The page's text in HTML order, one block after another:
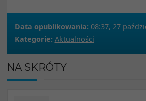
Data opublikowania: 08:37, 27
Kategorie: Aktualności
NA SKRÓTY